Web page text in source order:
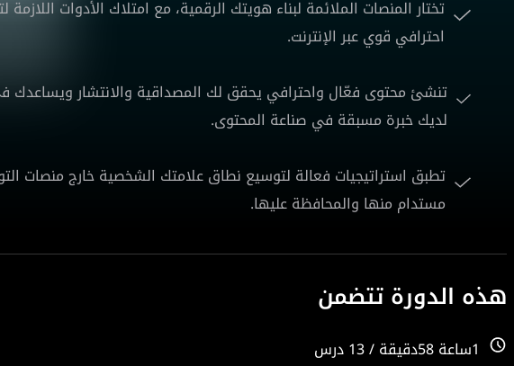
تختار المنصات الملائمة لبناء هويتك الرقمية، مع امتلاك الأدوات
احترافي قوي عبر الإنترنت.
تنشئ محتوى فعّال واحترافي يحقق لك المصداقية والانتشار ويساعدك
لديك خبرة مسبقة في صناعة المحتوى.
تطبق استراتيجيات فعالة لتوسيع نطاق علامتك الشخصية خارج منصات
مستدام منها والمحافظة عليها.
هذه الدورة تتضمن